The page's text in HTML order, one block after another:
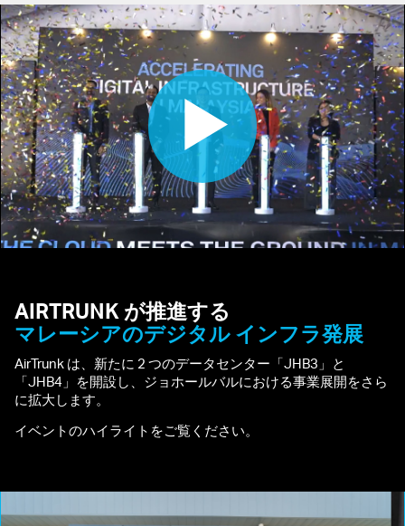
AIRTRUNK が推進する
マレーシアのデジタル インフラ発展
AirTrunk は、新たに 2 つのデータセンター「JHB3」と
「JHB4」を開設し、ジョホールバルにおける事業展開をさら
に拡大します。
イベントのハイライトをご覧ください。